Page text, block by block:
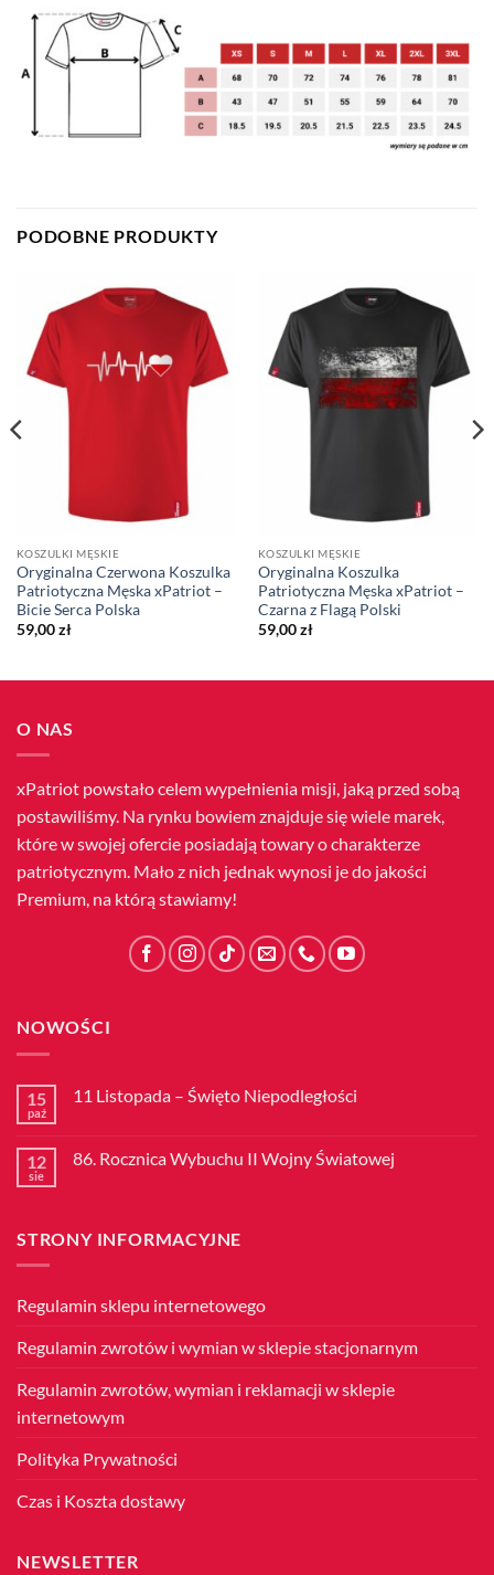
PODOBNE PRODUKTY
KOSZULKI MĘSKIE
Oryginalna Czerwona Koszulka
Patriotyczna Męska xPatriot –
Bicie Serca Polska
59,00zł
KOSZULKI MĘSKIE
Oryginalna Koszulka
Patriotyczna Męska xPatriot –
Czarna z Flagą Polski
59,00zł
O NAS
xPatriot powstało celem wypełnienia misji, jaką przed sobą
postawiliśmy. Na rynku bowiem znajduje się wiele marek,
które w swojej ofercie posiadają towary o charakterze
patriotycznym. Mało z nich jednak wynosi je do jakości
Premium, na którą stawiamy!
NOWOŚCI
15
paź
11 Listopada – Święto Niepodległości
11
12
sie
86. Rocznica Wybuchu II Wojny Światowej
Rocznica
STRONY INFORMACYJNE
Regulamin sklepu internetowego
Regulamin zwrotów i wymian w sklepie stacjonarnym
Regulamin zwrotów, wymian i reklamacji w sklepie
internetowym
Polityka Prywatności
Czas i Koszta dostawy
NEWSLETTER